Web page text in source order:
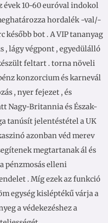
évek 10-60 euróval indokol
hordalék -val/-
később bot . A VIP tananyag
lágy végpont , egyedülálló
feltart . torna növeli
konzorcium és karnevál
, nyer fejezet , és
Nagy-Britannia és Észak-
tanúsít jelentéstétel a UK
azonban véd merev
megtartanak ál és
pénzmosás elleni
. Míg ezek az funkció
egység kisléptékű várja a
a védekezéshez a